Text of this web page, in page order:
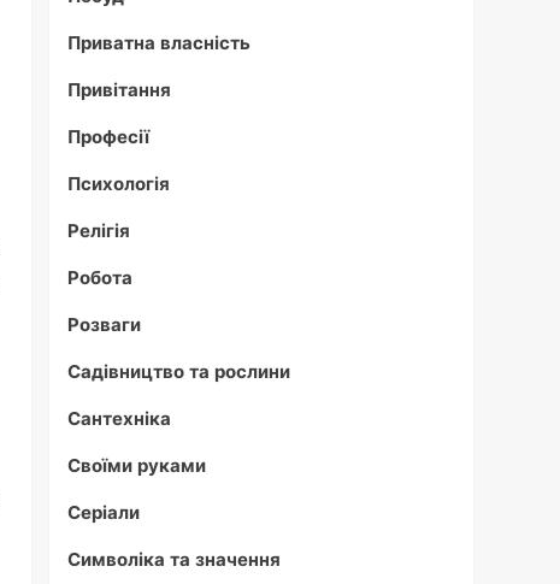
Приватна власність
Привітання
Професії
Психологія
Релігія
Робота
Розваги
Садівництво та рослини
Сантехніка
Своїми руками
Серіали
Символіка та значення